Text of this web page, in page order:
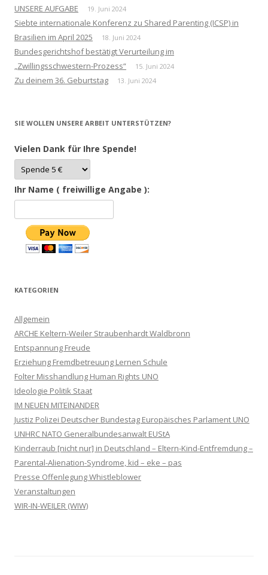
UNSERE AUFGABE 19. Juni 2024
Siebte internationale Konferenz zu Shared Parenting (ICSP) in
Brasilien im April 2025
18. Juni 2024
Bundesgerichtshof bestätigt Verurteilung im
„Zwillingsschwestern-Prozess“
15. Juni 2024
Zu deinem 36. Geburtstag 13. Juni 2024
SIE WOLLEN UNSERE ARBEIT UNTERSTÜTZEN?
Vielen Dank für Ihre Spende!
Ihr Name ( freiwillige Angabe ):
KATEGORIEN
Allgemein
ARCHE Keltern-Weiler Straubenhardt Waldbronn
Entspannung Freude
Erziehung Fremdbetreuung Lernen Schule
Folter Misshandlung Human Rights UNO
Ideologie Politik Staat
IM NEUEN MITEINANDER
Justiz Polizei Deutscher Bundestag Europäisches Parlament UNO
UNHRC NATO Generalbundesanwalt EUStA
Kinderraub [nicht nur] in Deutschland – Eltern-Kind-Entfremdung –
Parental-Alienation-Syndrome, kid – eke – pas
Presse Offenlegung Whistleblower
Veranstaltungen
WIR-IN-WEILER (WIW)